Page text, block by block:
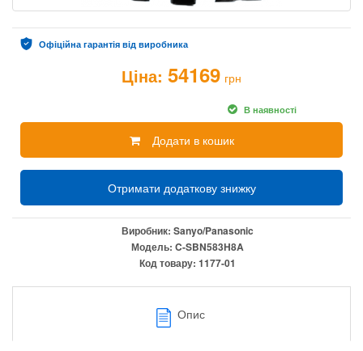
Офіційна гарантія від виробника
Ціна: 54169 грн
В наявності
Додати в кошик
Отримати додаткову знижку
Виробник: Sanyo/Panasonic
Модель: C-SBN583H8A
Код товару: 1177-01
Опис